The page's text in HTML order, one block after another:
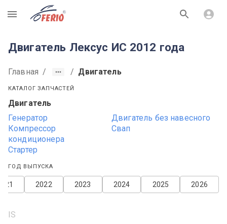
R
Двигатель Лексус ИС 2012 года
Главная / / Двигатель
КАТАЛОГ ЗАПЧАСТЕЙ
Двигатель
Генератор
Двигатель без навесного
Компрессор
кондиционера
Свап
Стартер
ГОД ВЫПУСКА
2026
2025
2024
2023
2022
IS